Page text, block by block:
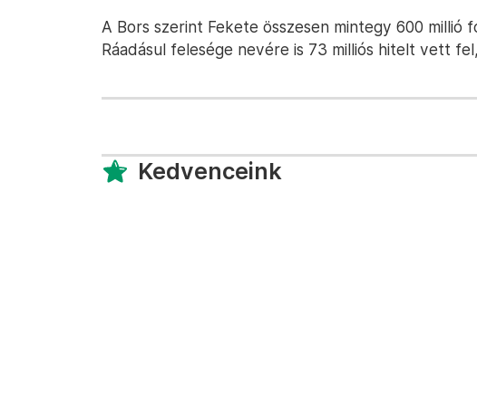
A Bors szerint Fekete összesen mintegy 600
Ráadásul felesége nevére is 73 milliós hitelt vett
Kedvenceink